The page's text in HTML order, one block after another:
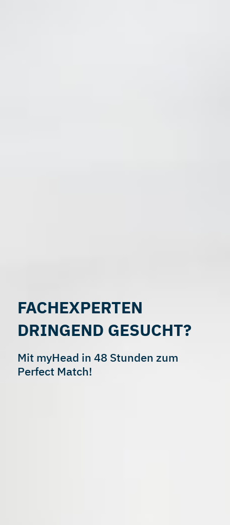
FACHEXPERTEN
DRINGEND GESUCHT?
Mit myHead in 48 Stunden zum
Perfect Match!